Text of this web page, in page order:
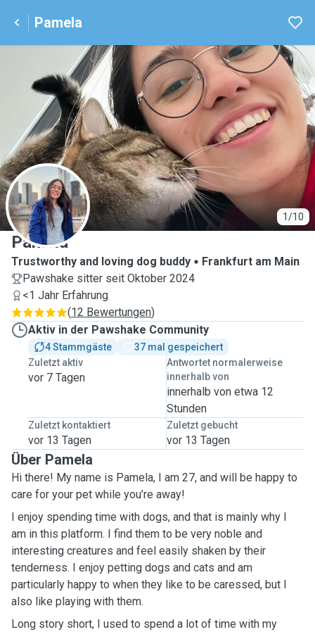
Pamela
1/10
P
Pamela
Trustworthy and loving dog buddy
Frankfurt am Main
Pawshake sitter seit Oktober 2024
<1 Jahr Erfahrung
(12 Bewertungen)
Aktiv in der Pawshake Community
4 Stammgäste
37 mal gespeichert
Zuletzt aktiv
vor 7 Tagen
Antwortet normalerweise
innerhalb von
innerhalb von etwa 12
Stunden
Zuletzt kontaktiert
vor 13 Tagen
Zuletzt gebucht
vor 13 Tagen
Über Pamela
Hi there! My name is Pamela, I am 27, and will be happy to
care for your pet while you’re away!
I enjoy spending time with dogs, and that is mainly why I
am in this platform. I find them to be very noble and
interesting creatures and feel easily shaken by their
tenderness. I enjoy petting dogs and cats and am
particularly happy to when they like to be caressed, but I
also like playing with them.
Long story short, I used to spend a lot of time with my